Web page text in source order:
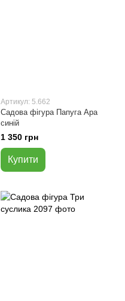
Артикул: 5.662
Садова фігура Папуга Ара
синій
1 350 грн
Купити